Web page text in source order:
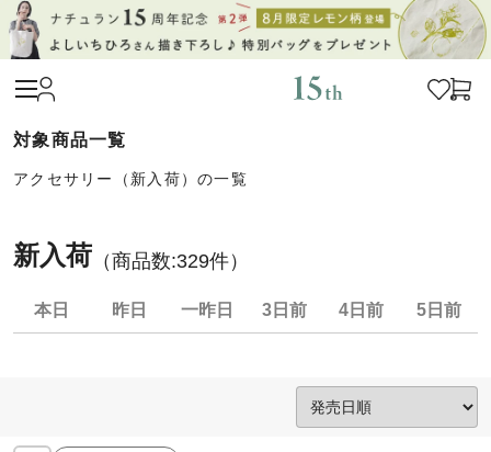
アクセサリー（新入荷）の一覧
新入荷 （商品数:329件）
本日 昨日 一昨日 3日前 4日前 5日前